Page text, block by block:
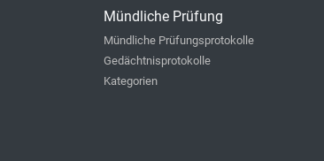
Mündliche Prüfung
Mündliche Prüfungsprotokolle
Gedächtnisprotokolle
Kategorien